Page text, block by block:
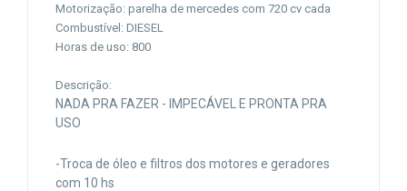
Motorização: parelha de mercedes com 720 cv cada
Combustível: DIESEL
Horas de uso: 800
Descrição:
NADA PRA FAZER - IMPECÁVEL E PRONTA PRA
USO
-Troca de óleo e filtros dos motores e geradores
com 10 hs